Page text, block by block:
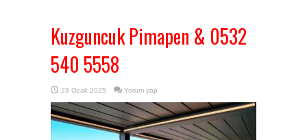
Kuzguncuk Pimapen & 0532
540 5558
28 Ocak 2025 Yorum yap